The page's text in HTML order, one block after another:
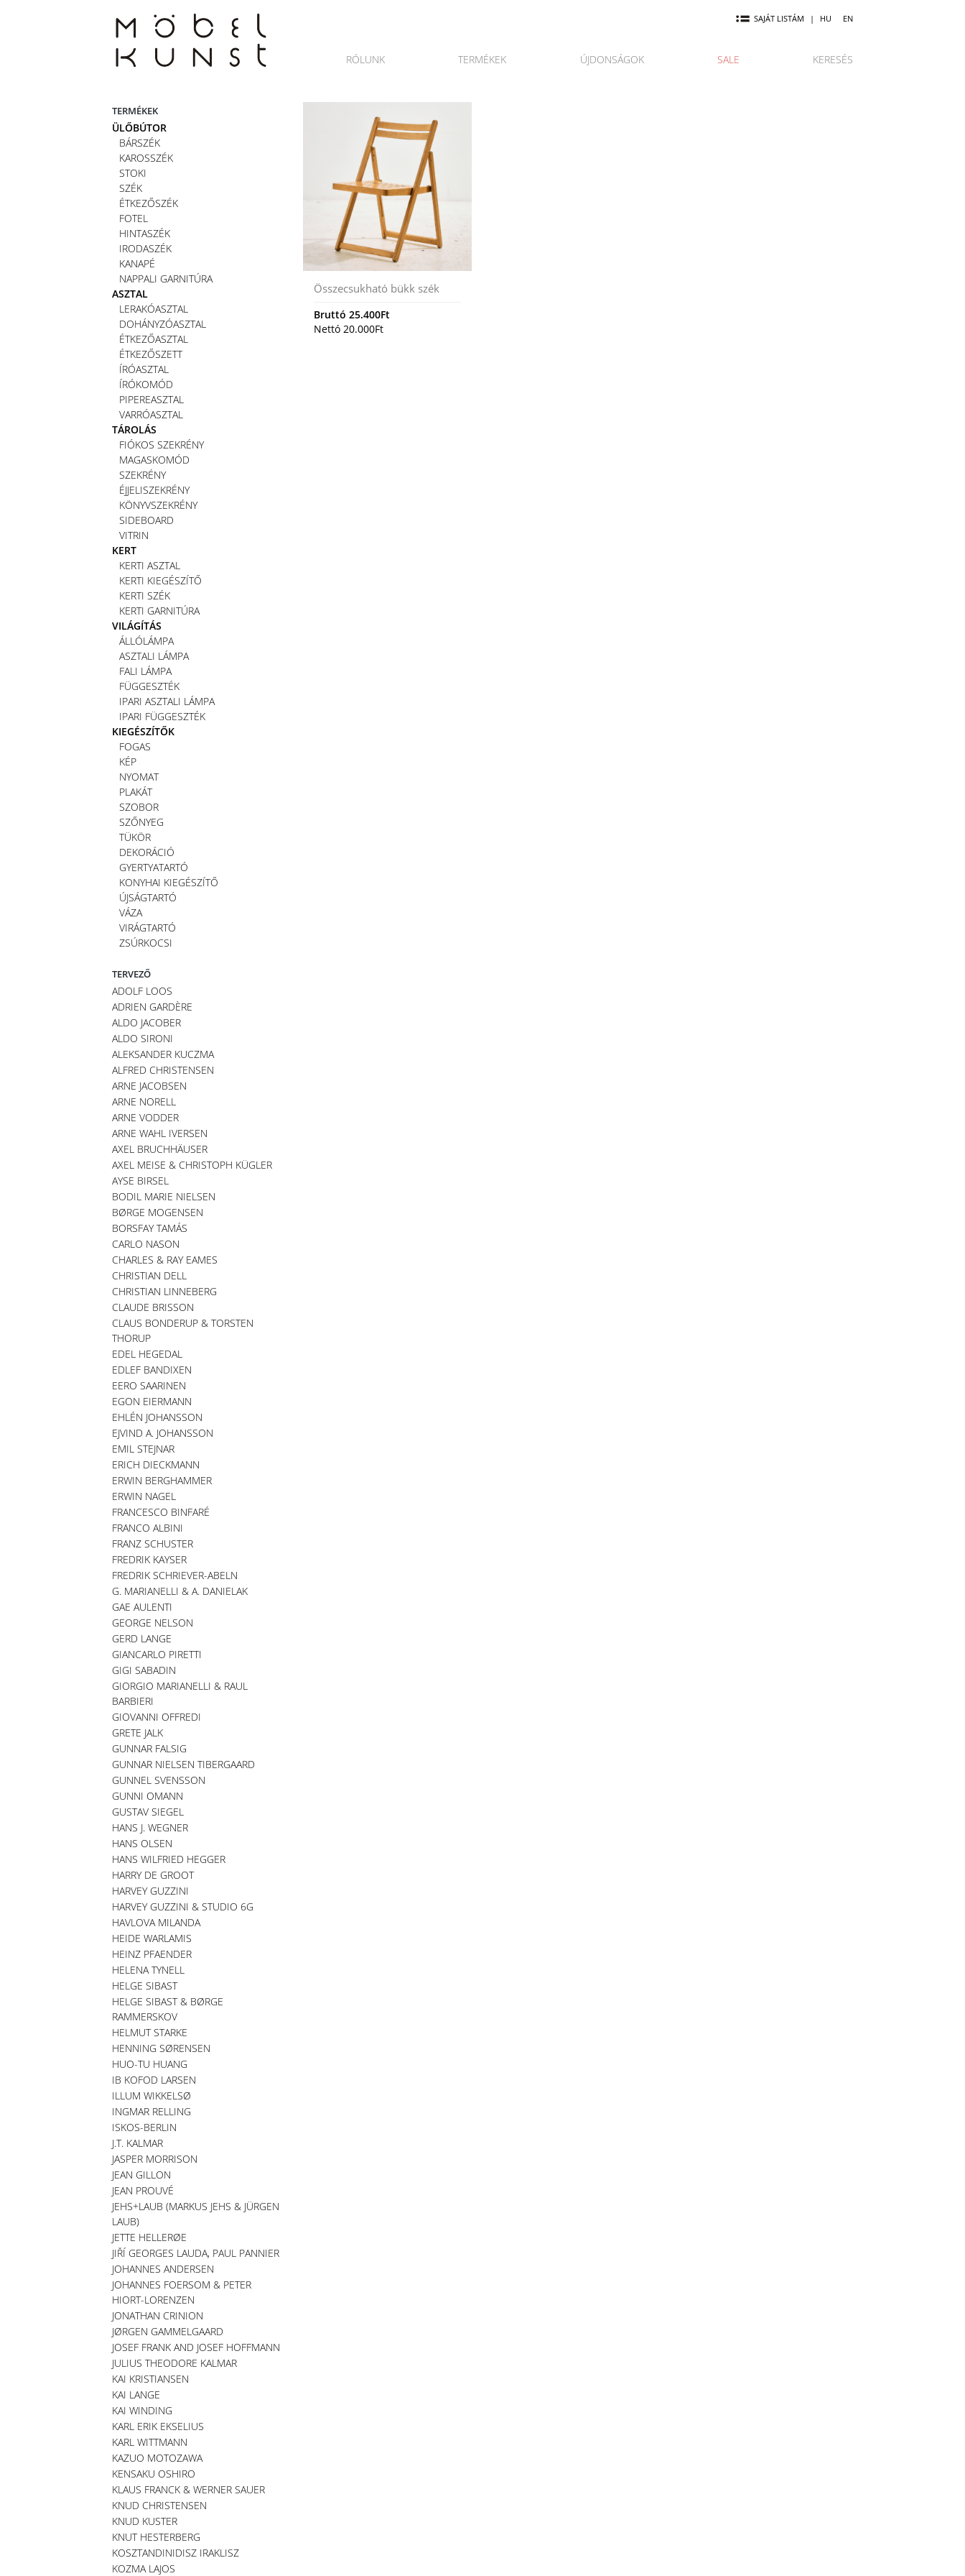
SAJÁT LISTÁM | HU EN
RÓLUNK TERMÉKEK ÚJDONSÁGOK SALE KERESÉS
TERMÉKEK
ÜLŐBÚTOR
BÁRSZÉK
KAROSSZÉK
STOKI
SZÉK
ÉTKEZŐSZÉK
FOTEL
HINTASZÉK
IRODASZÉK
KANAPÉ
NAPPALI GARNITÚRA
ASZTAL
LERAKÓASZTAL
DOHÁNYZÓASZTAL
ÉTKEZŐASZTAL
ÉTKEZŐSZETT
ÍRÓASZTAL
ÍRÓKOMÓD
PIPEREASZTAL
VARRÓASZTAL
TÁROLÁS
FIÓKOS SZEKRÉNY
MAGASKOMÓD
SZEKRÉNY
ÉJJELISZEKRÉNY
KÖNYVSZEKRÉNY
SIDEBOARD
VITRIN
KERT
KERTI ASZTAL
KERTI KIEGÉSZÍTŐ
KERTI SZÉK
KERTI GARNITÚRA
VILÁGÍTÁS
ÁLLÓLÁMPA
ASZTALI LÁMPA
FALI LÁMPA
FÜGGESZTÉK
IPARI ASZTALI LÁMPA
IPARI FÜGGESZTÉK
KIEGÉSZÍTŐK
FOGAS
KÉP
NYOMAT
PLAKÁT
SZOBOR
SZŐNYEG
TÜKÖR
DEKORÁCIÓ
GYERTYATARTÓ
KONYHAI KIEGÉSZÍTŐ
ÚJSÁGTARTÓ
VÁZA
VIRÁGTARTÓ
ZSÚRKOCSI
TERVEZŐ
ADOLF LOOS
ADRIEN GARDÈRE
ALDO JACOBER
ALDO SIRONI
ALEKSANDER KUCZMA
ALFRED CHRISTENSEN
ARNE JACOBSEN
ARNE NORELL
ARNE VODDER
ARNE WAHL IVERSEN
AXEL BRUCHHÄUSER
AXEL MEISE & CHRISTOPH KÜGLER
AYSE BIRSEL
BODIL MARIE NIELSEN
BØRGE MOGENSEN
BORSFAY TAMÁS
CARLO NASON
CHARLES & RAY EAMES
CHRISTIAN DELL
CHRISTIAN LINNEBERG
CLAUDE BRISSON
CLAUS BONDERUP & TORSTEN
THORUP
EDEL HEGEDAL
EDLEF BANDIXEN
EERO SAARINEN
EGON EIERMANN
EHLÉN JOHANSSON
EJVIND A. JOHANSSON
EMIL STEJNAR
ERICH DIECKMANN
ERWIN BERGHAMMER
ERWIN NAGEL
FRANCESCO BINFARÉ
FRANCO ALBINI
FRANZ SCHUSTER
FREDRIK KAYSER
FREDRIK SCHRIEVER-ABELN
G. MARIANELLI & A. DANIELAK
GAE AULENTI
GEORGE NELSON
GERD LANGE
GIANCARLO PIRETTI
GIGI SABADIN
GIORGIO MARIANELLI & RAUL
BARBIERI
GIOVANNI OFFREDI
GRETE JALK
GUNNAR FALSIG
GUNNAR NIELSEN TIBERGAARD
GUNNEL SVENSSON
GUNNI OMANN
GUSTAV SIEGEL
HANS J. WEGNER
HANS OLSEN
HANS WILFRIED HEGGER
HARRY DE GROOT
HARVEY GUZZINI
HARVEY GUZZINI & STUDIO 6G
HAVLOVA MILANDA
HEIDE WARLAMIS
HEINZ PFAENDER
HELENA TYNELL
HELGE SIBAST
HELGE SIBAST & BØRGE
RAMMERSKOV
HELMUT STARKE
HENNING SØRENSEN
HUO-TU HUANG
IB KOFOD LARSEN
ILLUM WIKKELSØ
INGMAR RELLING
ISKOS-BERLIN
J.T. KALMAR
JASPER MORRISON
JEAN GILLON
JEAN PROUVÉ
JEHS+LAUB (MARKUS JEHS & JÜRGEN
LAUB)
JETTE HELLERØE
JIŘÍ GEORGES LAUDA, PAUL PANNIER
JOHANNES ANDERSEN
JOHANNES FOERSOM & PETER
HIORT-LORENZEN
JONATHAN CRINION
JØRGEN GAMMELGAARD
JOSEF FRANK AND JOSEF HOFFMANN
JULIUS THEODORE KALMAR
KAI KRISTIANSEN
KAI LANGE
KAI WINDING
KARL ERIK EKSELIUS
KARL WITTMANN
KAZUO MOTOZAWA
KENSAKU OSHIRO
KLAUS FRANCK & WERNER SAUER
KNUD CHRISTENSEN
KNUD KUSTER
KNUT HESTERBERG
KOSZTANDINIDISZ IRAKLISZ
KOZMA LAJOS
Összecsukható bükk szék
Bruttó 25.400Ft
Nettó 20.000Ft